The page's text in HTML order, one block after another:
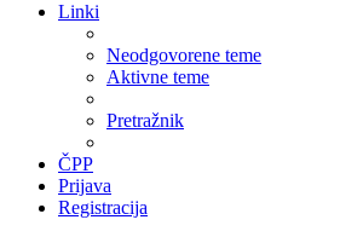
Linki
Neodgovorene teme
Aktivne teme
Pretražnik
ČPP
Prijava
Registracija